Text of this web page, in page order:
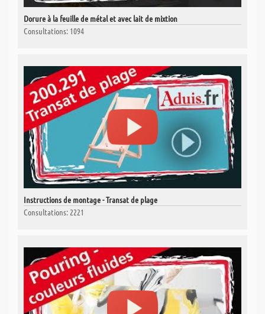
Dorure à la feuille de métal et avec lait de mixtion
Consultations: 1094
Instructions de montage - Transat de plage
Consultations: 2221